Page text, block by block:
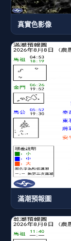
真實色影像
滿潮預報圖